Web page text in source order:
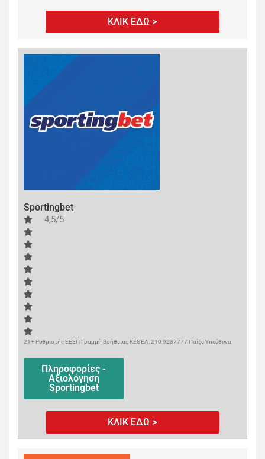
ΚΛΙΚ ΕΔΩ >
Sportingbet
4,5/5
21+ Ρυθμιστής ΕΕΕΠ Γραμμή βοήθειας ΚΕΘΕΑ: 210 9237777 Παίξε Υπεύθυνα
Πληροφορίες -
Αξιολόγηση
Sportingbet
ΚΛΙΚ ΕΔΩ >